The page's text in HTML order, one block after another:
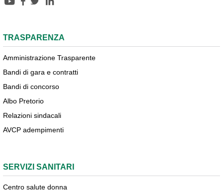
TRASPARENZA
Amministrazione Trasparente
Bandi di gara e contratti
Bandi di concorso
Albo Pretorio
Relazioni sindacali
AVCP adempimenti
SERVIZI SANITARI
Centro salute donna